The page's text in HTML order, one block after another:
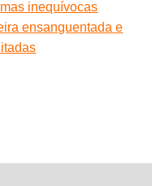
inequívocas
ensanguentada e